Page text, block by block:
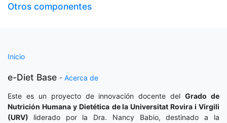
Otros componentes
Inicio
e-Diet Base - Acerca de
Este es un proyecto de innovación docente delGrado de
Nutrición Humana y Dietética de la Universitat Rovira i Virgili
(URV) liderado por la Dra. Nancy Babio, destinado a la